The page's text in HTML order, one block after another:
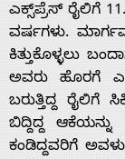
With
s
ಎಕ್ಸ್‌ಪ್ರೆಸ್ ರೈಲಿಗೆ
ವರ್ಷಗಳು.
ಕಿತ್ತುಕೊಳ್ಳಲು
ಅವರು ಹೊರಗೆ
ಬರುತ್ತಿದ್ದ ರೈಲಿಗೆ
ಬಿದ್ದಿದ್ದ ಆಕೆಯನ್ನು
ಕಂಡಿದ್ದವರಿಗೆ